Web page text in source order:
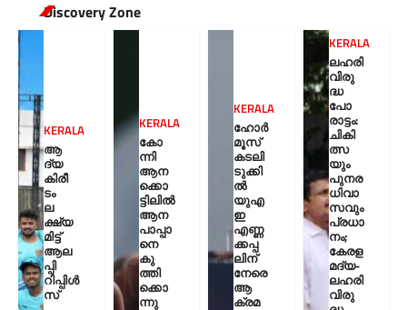
Discovery Zone
KERALA
ആ
ദ്യ
കിരീ
ടം
ല
ക്ഷ്യ
മിട്ട്
ആല
പ്പി
റിപ്പിൾ
സ്
KERALA
കോ
ന്നി
ആന
ക്കൊ
ട്ടിലിൽ
ആന
പാപ്പാ
നെ
കു
ത്തി
ക്കൊ
ന്നു
KERALA
ഹോർ
മൂസ്
കടലി
ടുക്കി
ൽ
യുഎ
ഇ
എണ്ണ
ക്കപ്പ
ലിന്
നേരെ
ആ
ക്രമ
KERALA
ലഹരി
വിരു
ദ്ധ
പോ
രാട്ടം:
ചികി
ത്സ
യും
പുനര
ധിവാ
സവും
പ്രധാ
നം;
കേരള
മദ്യ-
ലഹരി
വിരു